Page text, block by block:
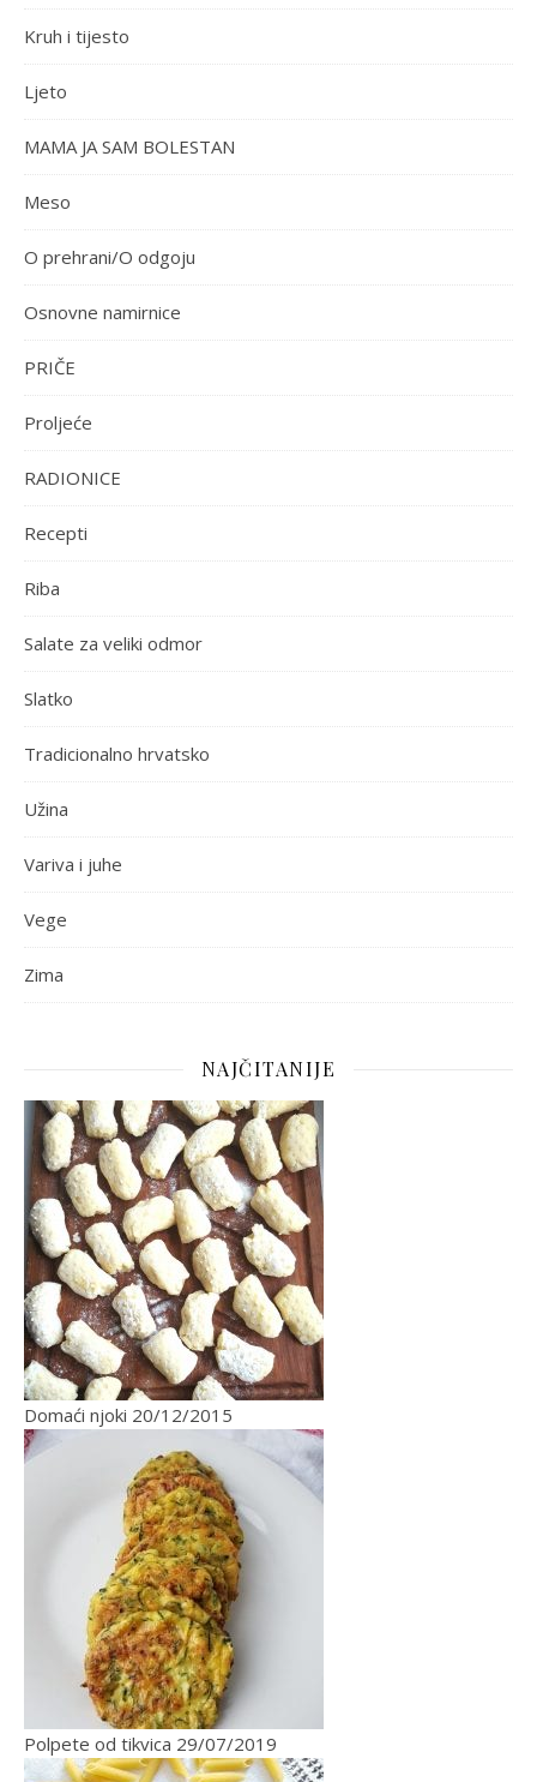
Kruh i tijesto
Ljeto
MAMA JA SAM BOLESTAN
Meso
O prehrani/O odgoju
Osnovne namirnice
PRIČE
Proljeće
RADIONICE
Recepti
Riba
Salate za veliki odmor
Slatko
Tradicionalno hrvatsko
Užina
Variva i juhe
Vege
Zima
NAJČITANIJE
Domaći njoki 20/12/2015
Polpete od tikvica 29/07/2019